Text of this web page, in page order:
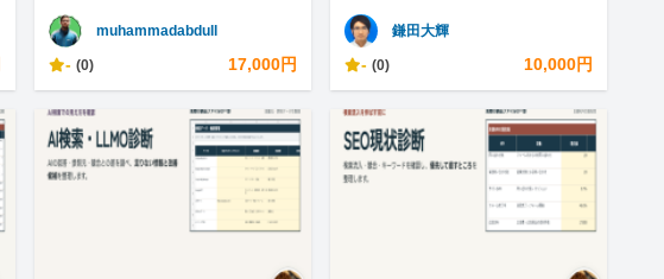
muhammadabdull
- (0) 17,000円
鎌田大輝
- (0) 10,000円